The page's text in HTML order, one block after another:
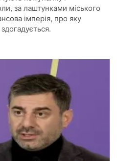
за лаштунками міського
імперія, про яку